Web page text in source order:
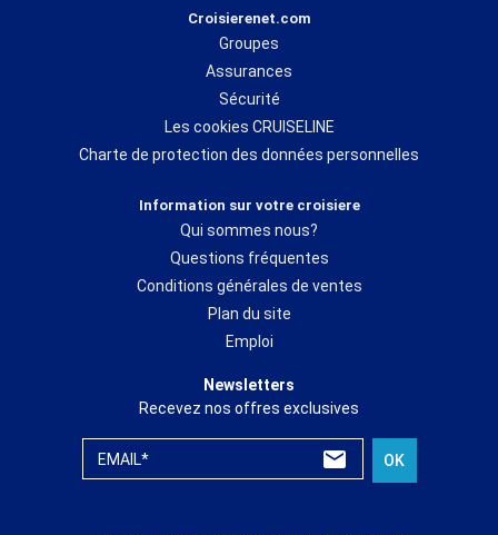
Croisierenet.com
Groupes
Assurances
Sécurité
Les cookies CRUISELINE
Charte de protection des données personnelles
Information sur votre croisiere
Qui sommes nous?
Questions fréquentes
Conditions générales de ventes
Plan du site
Emploi
Newsletters
Recevez nos offres exclusives
EMAIL* OK